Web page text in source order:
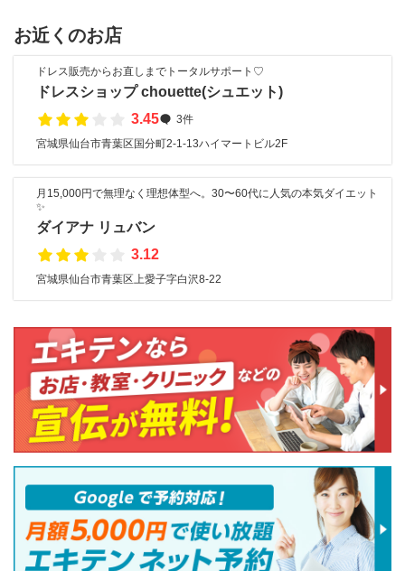
お近くのお店
ドレス販売からお直しまでトータルサポート♡
ドレスショップ chouette(シュエット)
3.45
3件
宮城県仙台市青葉区国分町2-1-13ハイマートビル2F
月15,000円で無理なく理想体型へ。30〜60代に人気の本気ダイエット
✨
ダイアナ リュバン
3.12
宮城県仙台市青葉区上愛子字白沢8-22